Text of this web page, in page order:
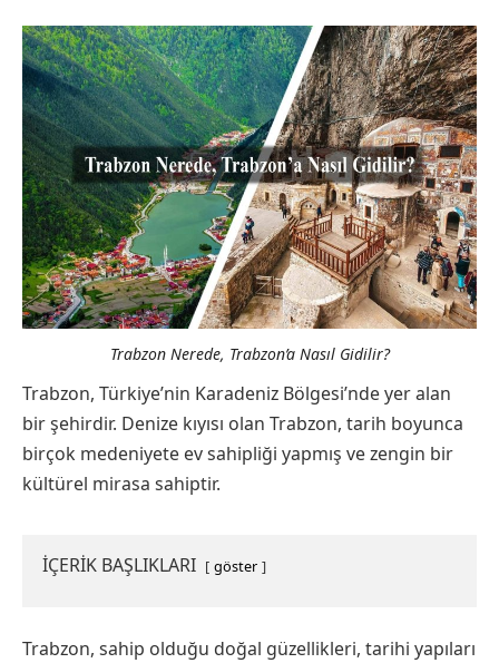
Trabzon Nerede, Trabzon’a Nasıl Gidilir?
Trabzon, Türkiye’nin Karadeniz Bölgesi’nde yer alan
bir şehirdir. Denize kıyısı olan Trabzon, tarih boyunca
birçok medeniyete ev sahipliği yapmış ve zengin bir
kültürel mirasa sahiptir.
İÇERİK BAŞLIKLARI göster
Trabzon, sahip olduğu doğal güzellikleri, tarihi yapıları